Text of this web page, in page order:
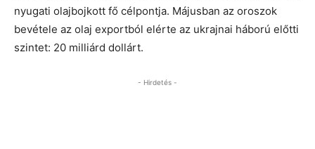
nyugati olajbojkott fő célpontja. Májusban az oroszok
bevétele az olaj exportból elérte az ukrajnai háború előtti
szintet: 20 milliárd dollárt.
- Hirdetés -